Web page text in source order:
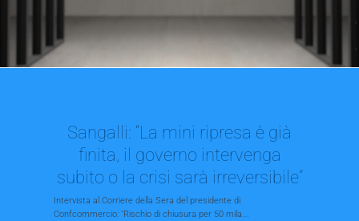
Sangalli: “La mini ripresa è già
finita, il governo intervenga
subito o la crisi sarà irreversibile”
Intervista al Corriere della Sera del presidente di
Confcommercio: "Rischio di chiusura per 50 mila...